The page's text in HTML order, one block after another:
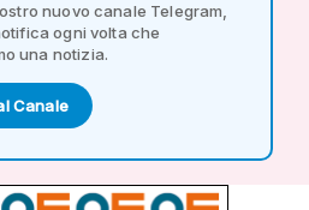
nuovo canale Telegram,
ogni volta che
una notizia.
Canale